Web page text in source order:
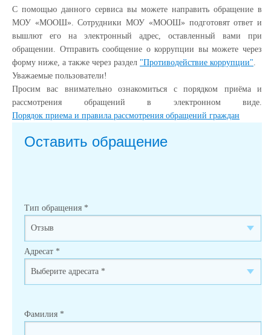
С помощью данного сервиса вы можете направить обращение в
МОУ «МООШ». Сотрудники МОУ «МООШ» подготовят ответ и
вышлют его на электронный адрес, оставленный вами при
обращении. Отправить сообщение о коррупции вы можете через
форму ниже, а также через раздел "Противодействие коррупции".
Уважаемые пользователи!
Просим вас внимательно ознакомиться с порядком приёма и
рассмотрения обращений в электронном виде.
Порядок приема и правила рассмотрения обращений граждан
Оставить обращение
Тип обращения *
Адресат *
Фамилия *